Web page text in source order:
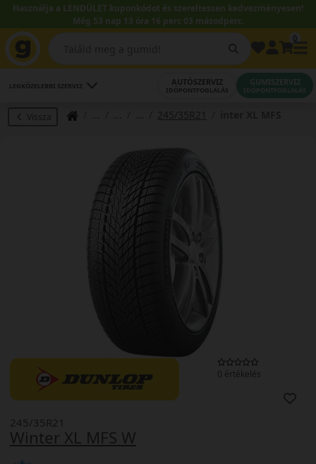
Használja a LENDÜLET kuponkódot és szereltessen kedvezményesen!
Még 53 nap 13 óra 16 perc 02 másodperc.
LEGKÖZELEBBI SZERVIZ AUTÓSZERVIZ
IDŐPONTFOGLALÁS
GUMISZERVIZ
IDŐPONTFOGLALÁS
Vissza 245/35R21
0 értékelés
Winter XL MFS W
245/35R21